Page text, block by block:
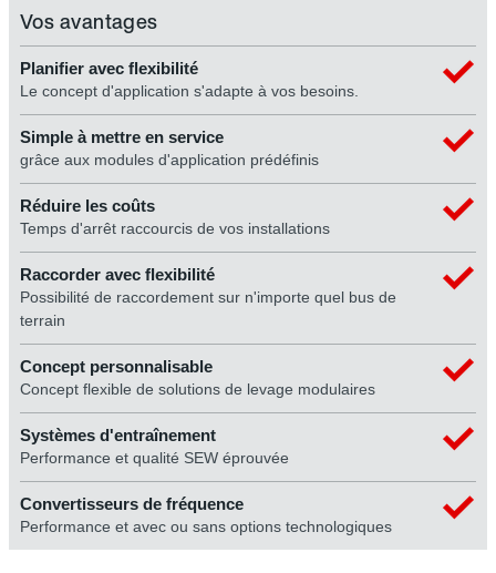
Vos avantages
Planifier avec flexibilité
Le concept d'application s'adapte à vos besoins.
Simple à mettre en service
grâce aux modules d'application prédéfinis
Réduire les coûts
Temps d'arrêt raccourcis de vos installations
Raccorder avec flexibilité
Possibilité de raccordement sur n'importe quel bus de
terrain
Concept personnalisable
Concept flexible de solutions de levage modulaires
Systèmes d'entraînement
Performance et qualité SEW éprouvée
Convertisseurs de fréquence
Performance et avec ou sans options technologiques